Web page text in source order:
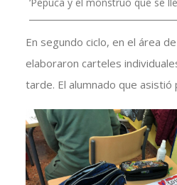
En segundo ciclo, en el área
elaboraron carteles
tarde. El alumnado que asistió